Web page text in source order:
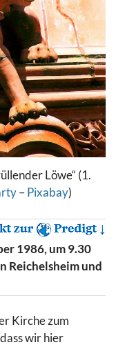
Löwe“ (1.
–Pixabay)
1986, um 9.30
Reichelsheim und
Kirche zum
wir hier